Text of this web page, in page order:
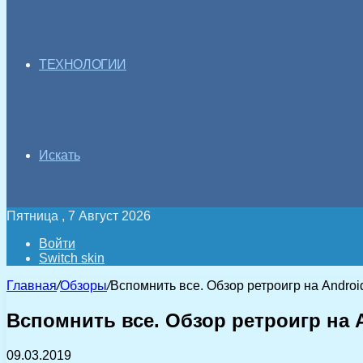
ТЕХНОЛОГИИ
Искать
Пятница , 7 Август 2026
Войти
Switch skin
Главная/Обзоры/Вспомнить все. Обзор ретроигр на
Вспомнить все. Обзор ретроигр на
09.03.2019